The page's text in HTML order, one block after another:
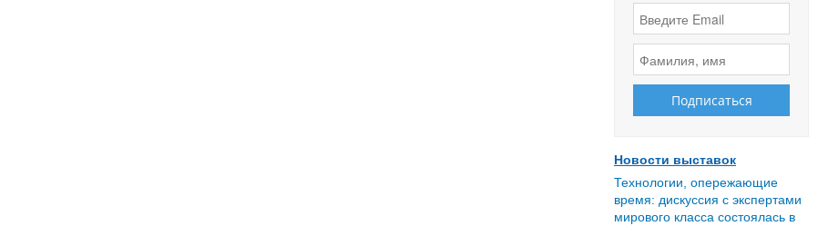
Новости выставок
Технологии, опережающие
время: дискуссия с экспертами
мирового класса состоялась в